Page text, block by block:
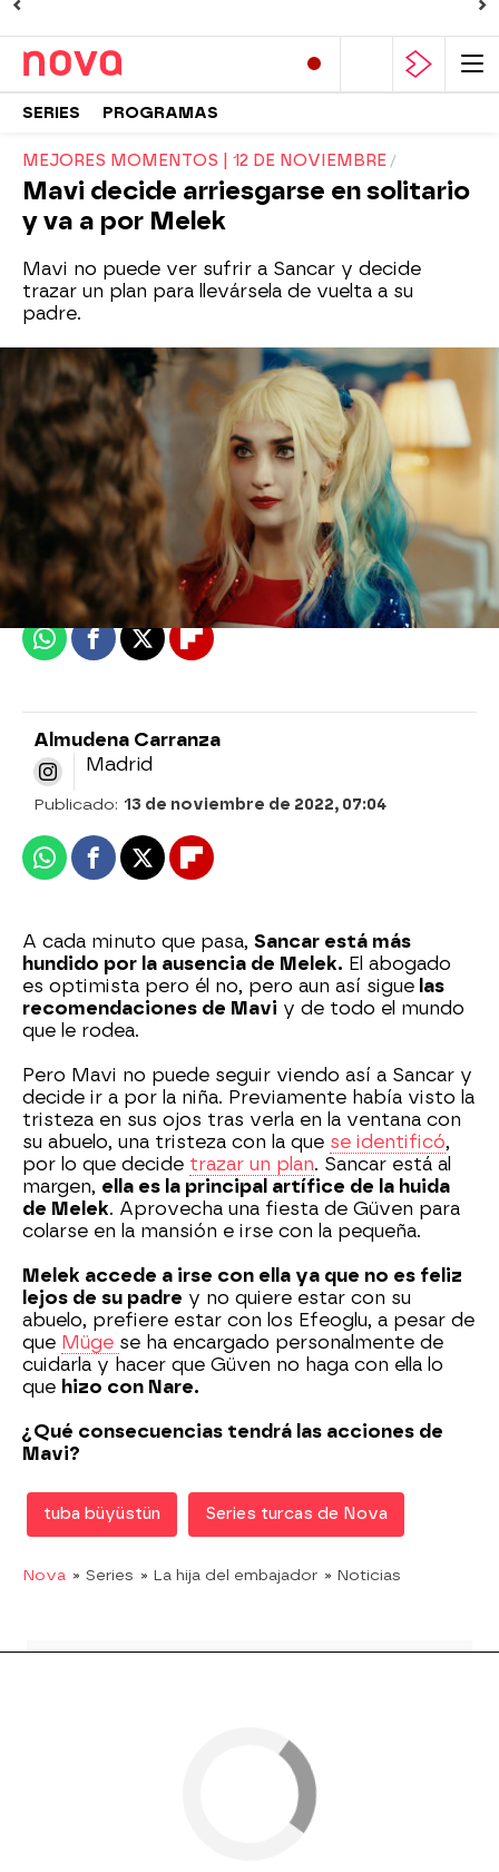
SERIES PROGRAMAS
MEJORES MOMENTOS | 12 DE NOVIEMBRE
Mavi decide arriesgarse en solitario
y va a por Melek
Mavi no puede ver sufrir a Sancar y decide
trazar un plan para llevársela de vuelta a su
padre.
Almudena Carranza
Madrid
Publicado: 13 de noviembre de 2022, 07:04
WhatsappFacebook
X Flipboard
Almudena Carranza
Madrid
Publicado: 13 de noviembre de 2022, 07:04
WhatsappFacebook
X Flipboard
A cada minuto que pasa, Sancar está más
hundido por la ausencia de Melek. El abogado
es optimista pero él no, pero aun así sigue las
recomendaciones de Mavi y de todo el mundo
que le rodea.
Pero Mavi no puede seguir viendo así a Sancar y
decide ir a por la niña. Previamente había visto la
tristeza en sus ojos tras verla en la ventana con
su abuelo, una tristeza con la que se identificó,
por lo que decide trazar un plan. Sancar está al
margen, ella es la principal artífice de la huida
de Melek. Aprovecha una fiesta de Güven para
colarse en la mansión e irse con la pequeña.
Melek accede a irse con ella ya que no es feliz
lejos de su padre y no quiere estar con su
abuelo, prefiere estar con los Efeoglu, a pesar de
que Müge se ha encargado personalmente de
cuidarla y hacer que Güven no haga con ella lo
que hizo con Nare.
¿Qué consecuencias tendrá las acciones de
Mavi?
tuba büyüstün Series turcas de Nova
Nova » Series » La hija del embajador » Noticias